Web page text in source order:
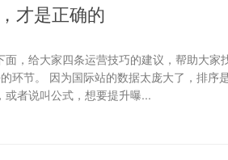
才是正确的
，给大家四条运营技巧的建议，帮助大家
环节。 因为国际站的数据太庞大了，排序
者说叫公式，想要提升曝...